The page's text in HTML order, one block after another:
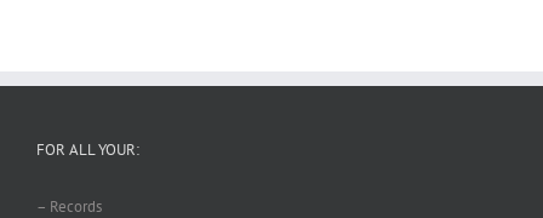
FOR ALL YOUR:
– Records